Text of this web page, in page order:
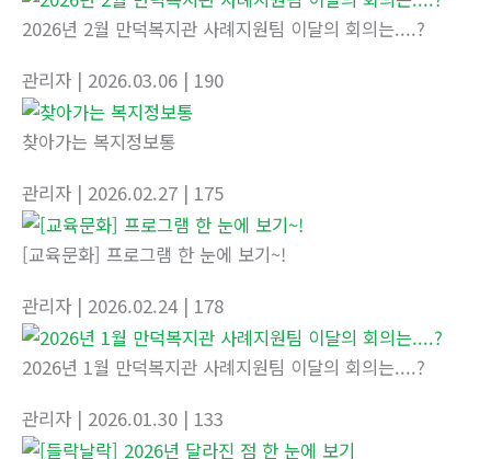
2026년 2월 만덕복지관 사례지원팀 이달의 회의는....?
관리자 | 2026.03.06 | 190
찾아가는 복지정보통
관리자 | 2026.02.27 | 175
[교육문화] 프로그램 한 눈에 보기~!
관리자 | 2026.02.24 | 178
2026년 1월 만덕복지관 사례지원팀 이달의 회의는....?
관리자 | 2026.01.30 | 133